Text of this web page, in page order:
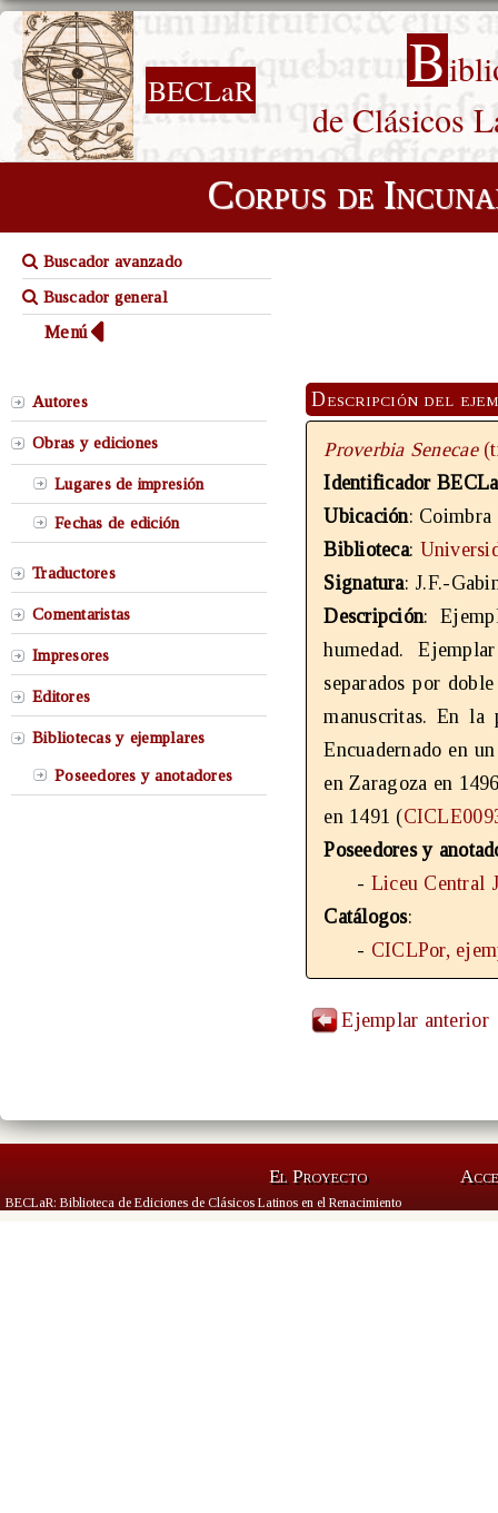
BECLaR B
de Clásicos
Corpus de
Buscador avanzado
Buscador general
Menú
Autores
Obras y ediciones
Lugares de impresión
Fechas de edición
Traductores
Comentaristas
Impresores
Editores
Bibliotecas y ejemplares
Poseedores y anotadores
Descripción del
Proverbia Senecae
Identificador
Ubicación: Coimbra
Biblioteca:
Signatura: J.F.-
Descripción:
humedad.
separados por
manuscritas. En
Encuadernado en
en Zaragoza en
en 1491 (
Poseedores y
- Liceu Central
Catálogos:
- CICLPor,
Ejemplar anterior
El Proyecto
BECLaR: Biblioteca de Ediciones de Clásicos Latinos en el Renacimiento